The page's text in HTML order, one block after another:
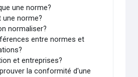
une norme?
une norme?
normaliser?
entre normes et
et entreprises?
la conformité d'une